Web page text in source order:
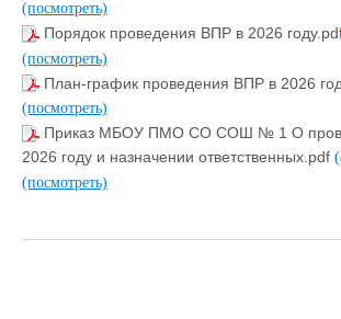
(посмотреть)
Порядок проведения ВПР в 2026
(посмотреть)
План-график проведения ВПР в 2026
(посмотреть)
Приказ МБОУ ПМО СО СОШ № 1 О
2026 году и назначении ответственных.pdf
(посмотреть)